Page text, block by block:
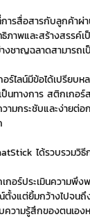
Sticker
คอต 3D
ารสื่อสารกับลูกค้าผ่
ภาพและสร้างสรรค์
งชาญฉลาดสามารถ
ร์ไลน์มีข้อได้เปรียบ
ป็นทางการ สติกเกอ
ามกระชับและง่ายต่อ
ได้รวบรวมวิธี
กอร์ประเมินความพึ
ตั้งแต่ยิ้มกว้างไปจน
วามรู้สึกของตนเอง